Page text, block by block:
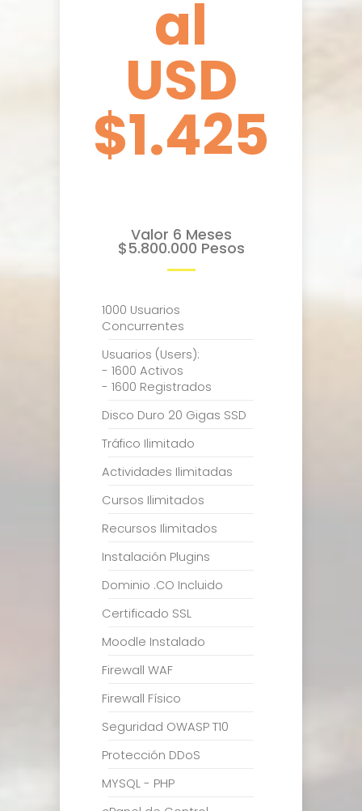
al
USD
$1.425
Valor 6 Meses
$5.800.000 Pesos
1000 Usuarios
Concurrentes
Usuarios (Users):
- 1600 Activos
- 1600 Registrados
Disco Duro 20 Gigas SSD
Tráfico Ilimitado
Actividades Ilimitadas
Cursos Ilimitados
Recursos Ilimitados
Instalación Plugins
Dominio .CO Incluido
Certificado SSL
Moodle Instalado
Firewall WAF
Firewall Físico
Seguridad OWASP T10
Protección DDoS
MYSQL - PHP